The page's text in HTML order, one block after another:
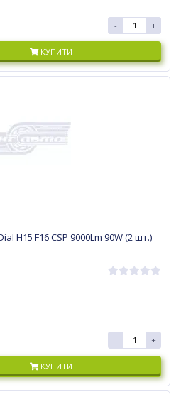
- +
КУПИТИ
H15 F16 CSP 9000Lm 90W (2 шт.)
- +
КУПИТИ